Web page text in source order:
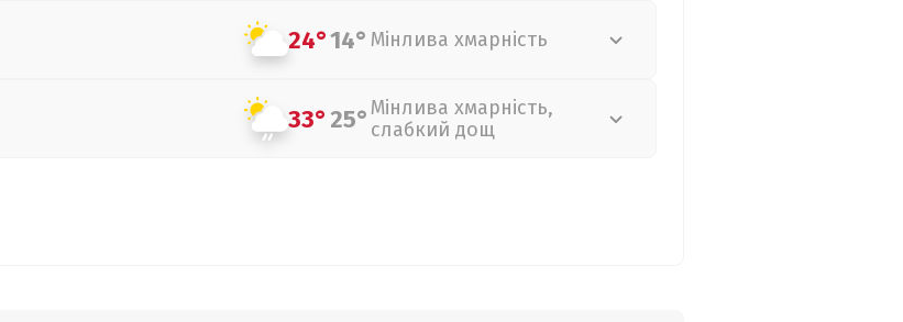
24°14° Мінлива хмарність
33°25°Мінлива хмарність,
слабкий дощ